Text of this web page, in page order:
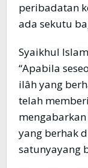
peribadatan
ada sekutu
Syaikhul
“Apabila
ilâh yang
telah
yang berhak
satunyayang